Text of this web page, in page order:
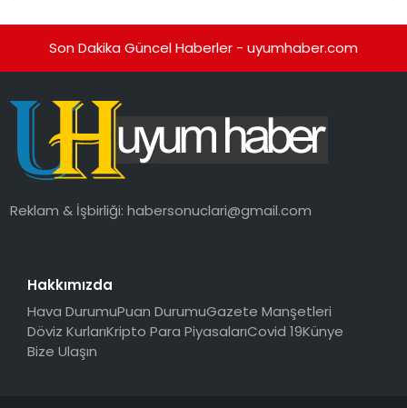
Son Dakika Güncel Haberler - uyumhaber.com
Reklam & İşbirliği:habersonuclari@gmail.com
Hakkımızda
Hava DurumuPuan DurumuGazete Manşetleri
Döviz KurlarıKripto Para PiyasalarıCovid 19Künye
Bize Ulaşın